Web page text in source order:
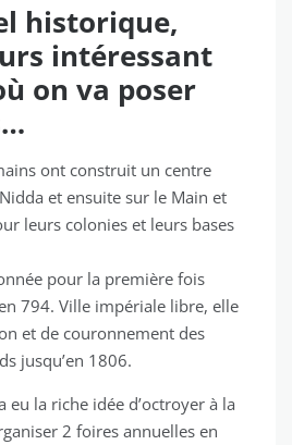
historique,
intéressant
on va poser
ont construit un centre
et ensuite sur le Main et
leurs colonies et leurs bases
pour la première fois
794. Ville impériale libre, elle
et de couronnement des
jusqu’en 1806.
eu la riche idée d’octroyer à la
2 foires annuelles en